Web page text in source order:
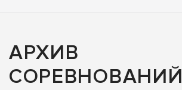
АРХИВ
СОРЕВНОВАНИЙ